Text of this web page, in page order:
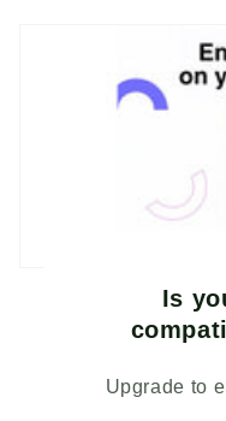
Is
Upgrade to